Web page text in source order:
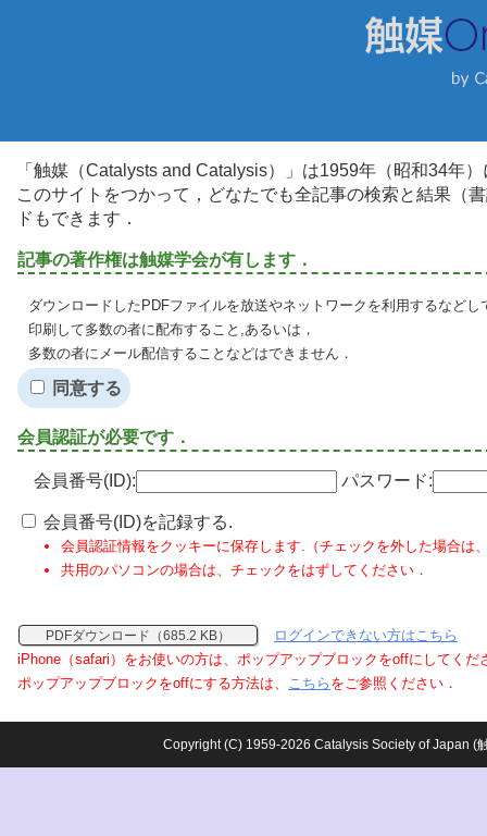
「触媒（Catalysts and Catalysis）」は1959年（昭和34年
このサイトをつかって，どなたでも全記事の検索と結果（
ドもできます．
記事の著作権は触媒学会が有します．
ダウンロードしたPDFファイルを放送やネットワークを利用するなど
印刷して多数の者に配布すること,あるいは，
多数の者にメール配信することなどはできません．
同意する
会員認証が必要です．
会員番号(ID): パスワード:
会員番号(ID)を記録する.
会員認証情報をクッキーに保存します.（チェックを外した場合は
共用のパソコンの場合は、チェックをはずしてください．
PDFダウンロード（685.2 KB）
ログインできない方はこちら
iPhone（safari）をお使いの方は、ポップアップブロックをoffにしてくだ
ポップアップブロックをoffにする方法は、 こちら をご参照ください．
Copyright (C) 1959-2026 Catalysis Society of Japan (